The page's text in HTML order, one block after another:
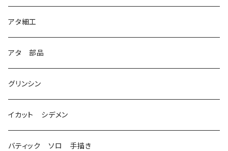
2
3
アタ細工
アタ 部品
グリンシン
イカット シデメン
バティック ソロ 手描き